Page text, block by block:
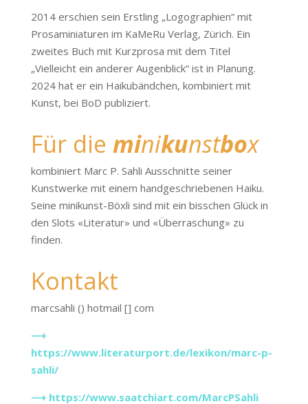
2014 erschien sein Erstling „Logographien“ mit
Prosaminiaturen im KaMeRu Verlag, Zürich. Ein
zweites Buch mit Kurzprosa mit dem Titel
„Vielleicht ein anderer Augenblick“ ist in Planung.
2024 hat er ein Haikubändchen, kombiniert mit
Kunst, bei BoD publiziert.
Für die minikunstbox
kombiniert Marc P. Sahli Ausschnitte seiner
Kunstwerke mit einem handgeschriebenen Haiku.
Seine minikunst-Böxli sind mit ein bisschen Glück in
den Slots «Literatur» und «Überraschung» zu
finden.
Kontakt
marcsahli () hotmail [] com
⟶
https://www.literaturport.de/lexikon/marc-p-
sahli/
⟶ https://www.saatchiart.com/MarcPSahli